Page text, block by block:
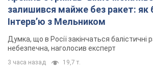
залишився майже без ракет: як
Інтерв’ю з Мельником
Думка, що в Росії закінчаться балістичні
небезпечна, наголосив експерт
3 часа назад 19,7 т.